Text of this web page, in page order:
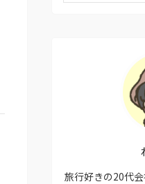
旅行好きの20代会